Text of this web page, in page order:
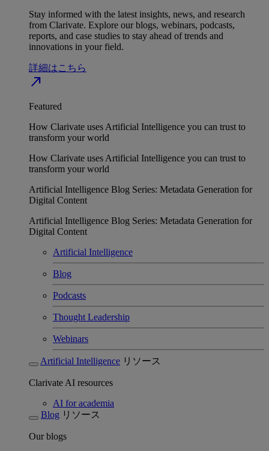
Stay informed with the latest insights, news, and research
from Clarivate. Explore our blogs, webinars, podcasts,
reports, and case studies to stay ahead of trends and
innovations in your field.
詳細はこちら
north_east
Featured
How Clarivate uses Artificial Intelligence you can trust to
transform your world
How Clarivate uses Artificial Intelligence you can trust to
transform your world
Artificial Intelligence Blog Series: Metadata Generation for
Digital Content
Artificial Intelligence Blog Series: Metadata Generation for
Digital Content
Artificial Intelligence
Blog
Podcasts
Thought Leadership
Webinars
Artificial Intelligence リソース
Clarivate AI resources
AI for academia
Blog リソース
Our blogs